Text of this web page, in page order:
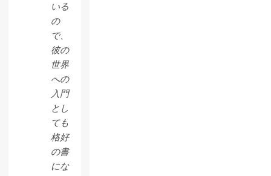
いる
の
で、
彼の
世界
への
入門
とし
ても
格好
の書
にな